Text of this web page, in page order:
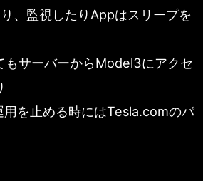
、監視したりAppはスリープを
もサーバーからModel3にアクセ
用を止める時にはTesla.comのパ